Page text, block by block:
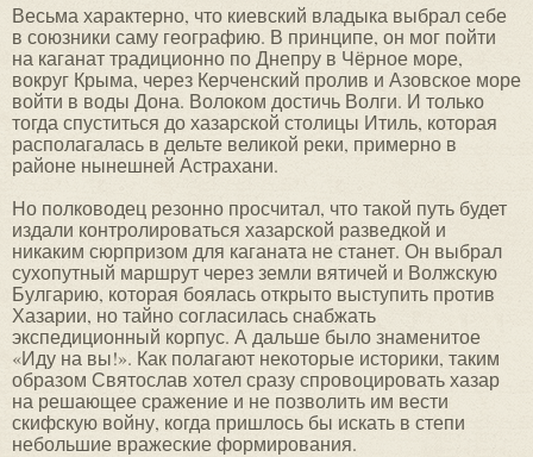
Весьма характерно, что киевский владыка выбрал себе
в союзники саму географию. В принципе, он мог пойти
на каганат традиционно по Днепру в Чёрное море,
вокруг Крыма, через Керченский пролив и Азовское море
войти в воды Дона. Волоком достичь Волги. И только
тогда спуститься до хазарской столицы Итиль, которая
располагалась в дельте великой реки, примерно в
районе нынешней Астрахани.
Но полководец резонно просчитал, что такой путь будет
издали контролироваться хазарской разведкой и
никаким сюрпризом для каганата не станет. Он выбрал
сухопутный маршрут через земли вятичей и Волжскую
Булгарию, которая боялась открыто выступить против
Хазарии, но тайно согласилась снабжать
экспедиционный корпус. А дальше было знаменитое
«Иду на вы!». Как полагают некоторые историки, таким
образом Святослав хотел сразу спровоцировать хазар
на решающее сражение и не позволить им вести
скифскую войну, когда пришлось бы искать в степи
небольшие вражеские формирования.